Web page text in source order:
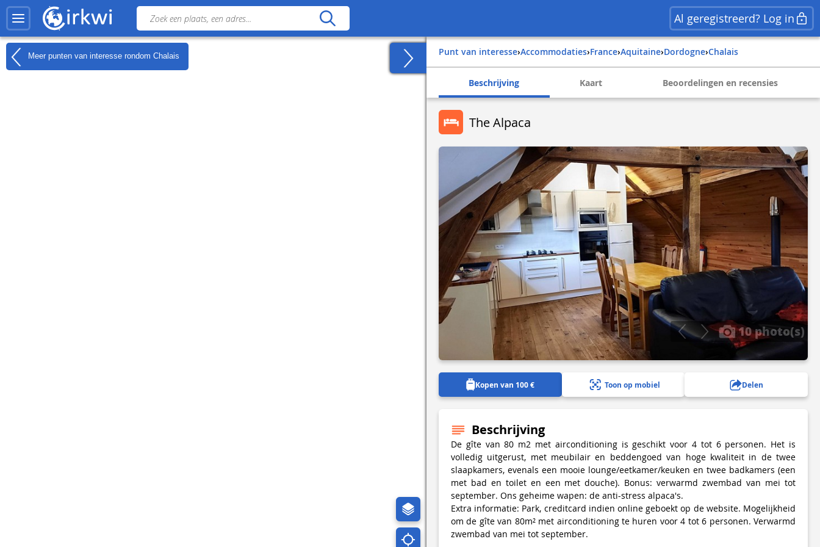
Al geregistreerd? Log in
Meer punten van interesse rondom Chalais Punt van interesse› Accommodaties› france› aquitaine› dordogne› chalais
Beschrijving Kaart Beoordelingen en recensies
The Alpaca
10 photo(s)
Kopen van 100 € Toon op mobiel Delen
Beschrijving
De gîte van 80 m2 met airconditioning is geschikt voor 4 tot 6 personen. Het is
volledig uitgerust, met meubilair en beddengoed van hoge kwaliteit in de twee
slaapkamers, evenals een mooie lounge/eetkamer/keuken en twee badkamers (een
met bad en toilet en een met douche). Bonus: verwarmd zwembad van mei tot
september. Ons geheime wapen: de anti-stress alpaca's.
Extra informatie: Park, creditcard indien online geboekt op de website. Mogelijkheid
om de gîte van 80m² met airconditioning te huren voor 4 tot 6 personen. Verwarmd
zwembad van mei tot september.